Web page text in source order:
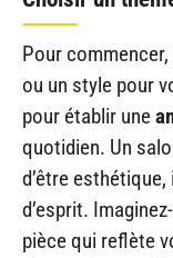
Pour
ou un style pour
pour établir une
quotidien. Un
d’être
d’esprit.
pièce qui reflète